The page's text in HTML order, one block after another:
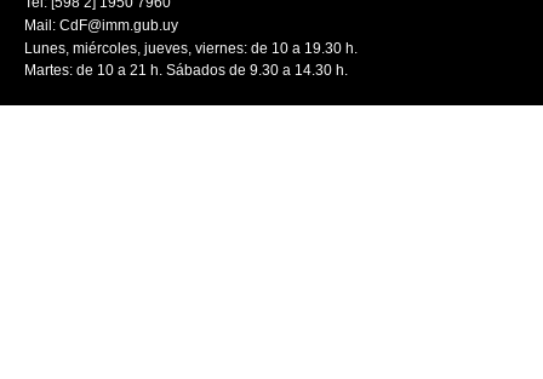
Mail: CdF@imm.gub.uy
Lunes, miércoles, jueves, viernes: de 10 a 19.30 h.
Martes: de 10 a 21 h. Sábados de 9.30 a 14.30 h.